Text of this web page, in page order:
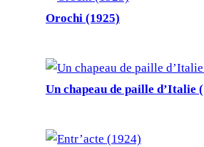
Orochi (1925)
Un chapeau de paille d’Italie